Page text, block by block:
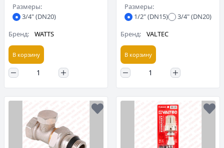
Размеры:
3/4" (DN20)
Бренд:
WATTS
В корзину
Размеры:
1/2" (DN15)
3/4" (DN20)
Бренд:
VALTEC
В корзину